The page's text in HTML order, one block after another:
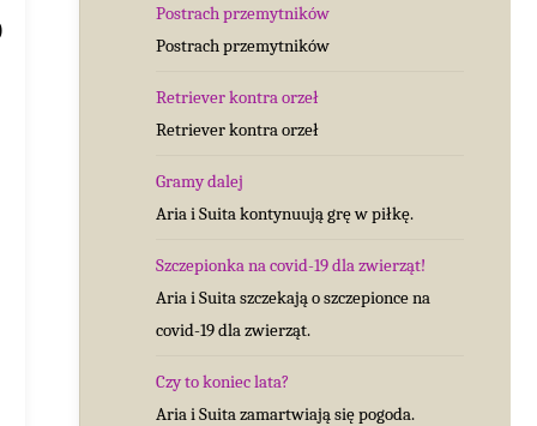
Postrach przemytników
Postrach przemytników
Retriever kontra orzeł
Retriever kontra orzeł
Gramy dalej
Aria i Suita kontynuują grę w piłkę.
Szczepionka na covid-19 dla zwierząt!
Aria i Suita szczekają o szczepionce na
covid-19 dla zwierząt.
Czy to koniec lata?
Aria i Suita zamartwiają się pogoda.